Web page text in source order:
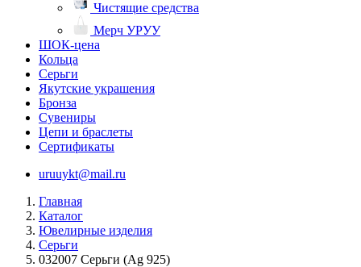
Чистящие средства
Мерч УРУУ
ШОК-цена
Кольца
Серьги
Якутские украшения
Бронза
Сувениры
Цепи и браслеты
Сертификаты
uruuykt@mail.ru
Главная
Каталог
Ювелирные изделия
Серьги
032007 Серьги (Ag 925)